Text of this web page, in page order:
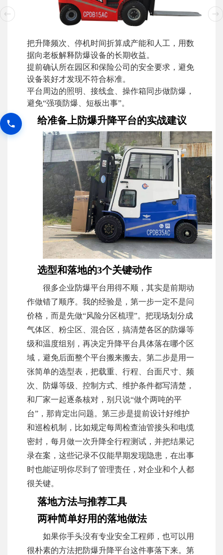
把升降频次、停机时间折算成产能和人工，用数
据向老板解释防爆设备的长期收益。
提前确认所在园区和保险公司的安全要求，避免
设备装好才发现不符合标准。
平台周边的照明、接线盒、操作箱同步做防爆，
避免“强项防爆、短板出事”。
给准备上防爆升降平台的实战建议
选型和落地的3个关键动作
很多企业防爆平台用得不顺，其实是前期动
作做错了顺序。我的经验是，第一步一定不是问
价格，而是先做“风险分区梳理”。把现场划分成
气体区、粉尘区、混合区，搞清楚各区的防爆等
级和温度组别，再决定升降平台具体落在哪个区
域，避免后面整个平台搬来搬去。第二步是用一
张简单的选型表，把载重、行程、台面尺寸、频
次、防爆等级、控制方式、维护条件都写清楚，
和厂家一起逐条核对，别只说“做个两吨的平
台”，那肯定出问题。第三步是提前设计好维护
和巡检机制，比如规定每周检查油管接头和电缆
密封，每月做一次升降全行程测试，并把结果记
录在案，这些记录不仅能早期发现隐患，在出事
时也能证明你尽到了管理责任，对企业和个人都
很关键。
落地方法与推荐工具
两种简单好用的落地做法
如果你手头没有专业安全工程师，也可以用
很朴素的方法把防爆升降平台这件事落下来。第